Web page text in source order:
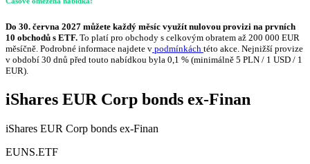
Do 30. června 2027 můžete každý měsíc využít nulovou provizi na prvních
10 obchodů s ETF. To platí pro obchody s celkovým obratem až 200 000 EUR
měsíčně. Podrobné informace najdete v podmínkách této akce. Nejnižší provize
v období 30 dnů před touto nabídkou byla 0,1 % (minimálně 5 PLN / 1 USD / 1
EUR).
iShares EUR Corp bonds ex-Finan
iShares EUR Corp bonds ex-Finan
EUNS.ETF